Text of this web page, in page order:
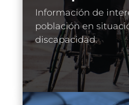
Información de
población en
discapacidad.